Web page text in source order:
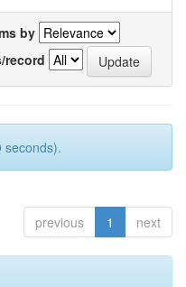
by
record
seconds).
previous 1 next